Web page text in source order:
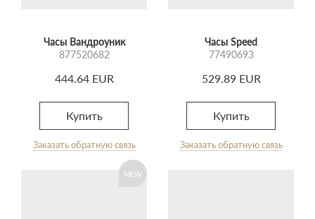
Часы Вандроуник
877520682
444.64 EUR
Купить
Заказать обратную связь
Часы Speed
77490693
529.89 EUR
Купить
Заказать обратную связь